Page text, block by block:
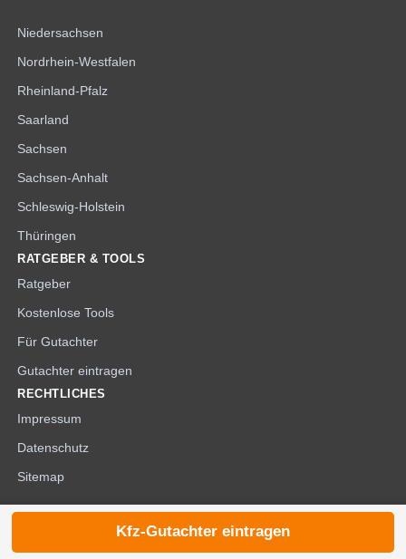
Niedersachsen
Nordrhein-Westfalen
Rheinland-Pfalz
Saarland
Sachsen
Sachsen-Anhalt
Schleswig-Holstein
Thüringen
RATGEBER & TOOLS
Ratgeber
Kostenlose Tools
Für Gutachter
Gutachter eintragen
RECHTLICHES
Impressum
Datenschutz
Sitemap
© 2026 die-kfzgutachter.de |
Kfz-Gutachter eintragen